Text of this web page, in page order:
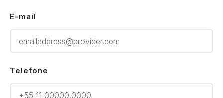
E-mail
Telefone